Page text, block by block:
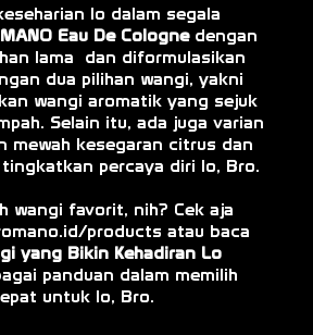
lo dalam segala
Eau De Colognedengan
lama dan diformulasikan
dua pilihan wangi, yakni
wangi aromatik yang sejuk
Selain itu, ada juga varian
mewah kesegaran citrus dan
percaya diri lo, Bro.
wangi favorit, nih? Cek aja
products atau baca
yang Bikin Kehadiran Lo
panduan dalam memilih
untuk lo, Bro.